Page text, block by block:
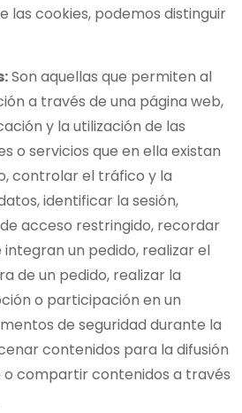
las cookies, podemos distinguir
Son aquellas que permiten al
a través de una página web,
y la utilización de las
o servicios que en ella existan
controlar el tráfico y la
identificar la sesión,
acceso restringido, recordar
un pedido, realizar el
de un pedido, realizar la
o participación en un
de seguridad durante la
contenidos para la difusión
o compartir contenidos a través